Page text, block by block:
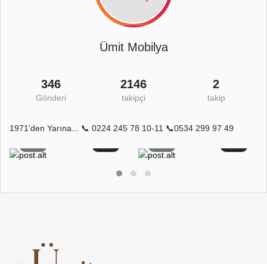
Ümit Mobilya
346
Gönderi
2146
takipçi
2
takip
1971'den Yarına... 📞 0224 245 78 10-11 📞0534 299 97 49